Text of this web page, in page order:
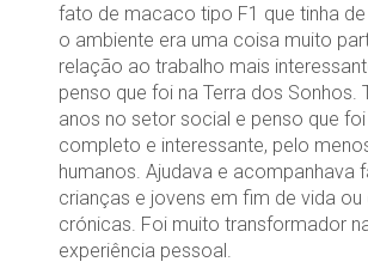
fato de macaco tipo F1 que tinha
o ambiente era uma coisa muito
relação ao trabalho mais
penso que foi na Terra dos Sonhos.
anos no setor social e penso que
completo e interessante, pelo
humanos. Ajudava e acompanhava
crianças e jovens em fim de vida
crónicas. Foi muito transformador
experiência pessoal.